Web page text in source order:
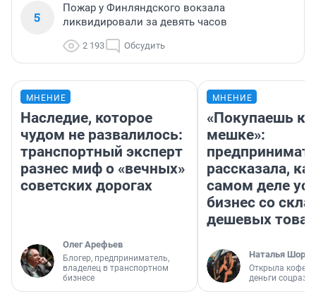
5
Пожар у Финляндского вокзала
ликвидировали за девять часов
2 193 Обсудить
МНЕНИЕ
Наследие, которое
чудом не развалилось:
транспортный эксперт
разнес миф о «вечных»
советских дорогах
Олег Арефьев
Блогер, предприниматель,
владелец в транспортном
бизнесе
МНЕНИЕ
«Покупаешь
мешке»:
рассказала,
самом деле
бизнес со
дешевых
Наталья
Открыла
деньги